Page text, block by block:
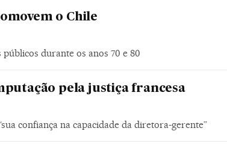
o Chile
durante os anos 70 e 80
pela justiça francesa
confiança na capacidade da diretora-gerente”